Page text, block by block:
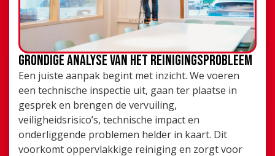
Grondige analyse van het reinigingsprobleem
Een juiste aanpak begint met inzicht. We voeren
een technische inspectie uit, gaan ter plaatse in
gesprek en brengen de vervuiling,
veiligheidsrisico’s, technische impact en
onderliggende problemen helder in kaart. Dit
voorkomt oppervlakkige reiniging en zorgt voor